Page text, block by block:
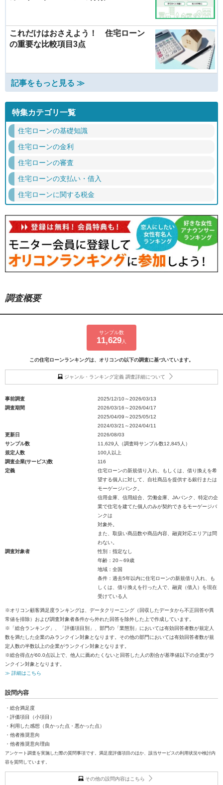
これだけはおさえよう！ 住宅ローン
の重要な比較項目3点
記事をもっと見る ≫
特集カテゴリ一覧
住宅ローンの基礎知識
住宅ローンの金利
住宅ローンの審査
住宅ローンの支払い・借入
住宅ローンに関する税金
調査概要
サンプル数
11,629 人
この住宅ローンランキングは、オリコンの以下の調査に基づいています。
ジャンル・ランキング定義 調査詳細について
事前調査
2025/12/10～2026/03/13
調査期間
2026/03/16～2026/04/17
2025/04/09～2025/05/12
2024/03/21～2024/04/11
更新日
2026/08/03
サンプル数
11,629人（調査時サンプル数12,845人）
規定人数
100人以上
調査企業(サービス)数
116
定義
住宅ローンの新規借り入れ、もしくは、借り換えを希
望する個人に対して、自社商品を提供する銀行または
モーゲージバンク。
信用金庫、信用組合、労働金庫、JAバンク、特定の企
業で住宅を建てた個人のみが契約できるモーゲージバ
ンクは
対象外。
また、取扱い商品数や商品内容、融資対応エリアは問
わない。
調査対象者
性別：指定なし
年齢：20～69歳
地域：全国
条件：過去5年以内に住宅ローンの新規借り入れ、も
しくは、借り換えを行った人で、融資（借入）を現在
受けている人
※オリコン顧客満足度ランキングは、データクリーニング（回収したデータから不正回答や異
常値を排除）および調査対象者条件から外れた回答を除外した上で作成しています。
※「総合ランキング」、「評価項目別」、部門の「業態別」においては有効回答者数が規定人
数を満たした企業のみランクイン対象となります。その他の部門においては有効回答者数が規
定人数の半数以上の企業がランクイン対象となります。
※総合得点が60.0点以上で、他人に薦めたくないと回答した人の割合が基準値以下の企業がラ
ンクイン対象となります。
≫ 詳細はこちら
設問内容
・総合満足度
・評価項目（小項目）
・利用した感想（良かった点・悪かった点）
・他者推奨意向
・他者推奨意向理由
アンケート調査を実施した際の質問事項です。満足度評価項目のほか、該当サービスの利用状況や検討内
容を質問しています。
その他の設問内容はこちら